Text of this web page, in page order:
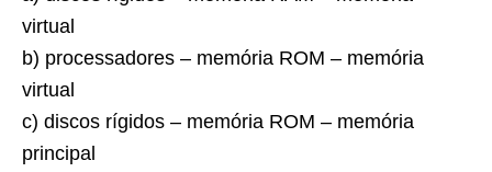
virtual
b) processadores – memória ROM – memória
virtual
c) discos rígidos – memória ROM – memória
principal